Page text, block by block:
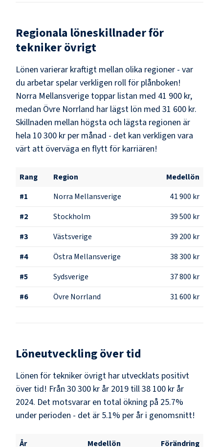
Regionala löneskillnader för
tekniker övrigt
Lönen varierar kraftigt mellan olika regioner - var
du arbetar spelar verkligen roll för plånboken!
Norra Mellansverige toppar listan med 41 900 kr,
medan Övre Norrland har lägst lön med 31 600 kr.
Skillnaden mellan högsta och lägsta regionen är
hela 10 300 kr per månad - det kan verkligen vara
värt att överväga en flytt för karriären!
Rang Region
Medellön
#1 Norra Mellansverige
41 900 kr
#2 Stockholm
39 500 kr
#3 Västsverige
39 200 kr
#4 Östra Mellansverige
38 300 kr
#5 Sydsverige
37 800 kr
#6 Övre Norrland 31 600 kr
Löneutveckling över tid
Lönen för tekniker övrigt har utvecklats positivt
över tid! Från 30 300 kr år 2019 till 38 100 kr år
2024. Det motsvarar en total ökning på 25.7%
under perioden - det är 5.1% per år i genomsnitt!
År Medellön Förändring